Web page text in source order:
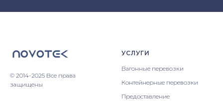
© 2014-2025 Все права
защищены
УСЛУГИ
Вагонные перевозки
Контейнерные перевозки
Предоставление